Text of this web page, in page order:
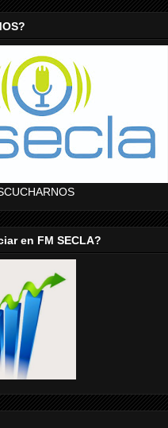
en FM SECLA?